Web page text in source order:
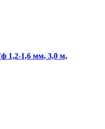
1,2-1,6 мм, 3,0 м,